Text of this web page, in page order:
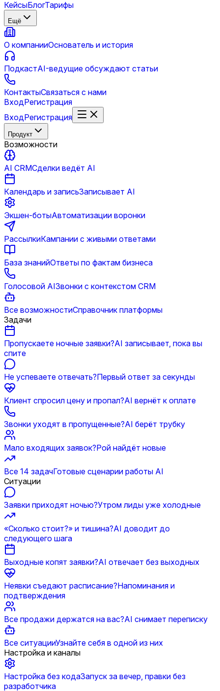
КейсыБлогТарифы
Ещё
О компанииОснователь и история
ПодкастAI-ведущие обсуждают статьи
КонтактыСвязаться с нами
ВходРегистрация
ВходРегистрация
Продукт
Возможности
AI CRMСделки ведёт AI
Календарь и записьЗаписывает AI
Экшен-ботыАвтоматизации воронки
РассылкиКампании с живыми ответами
База знанийОтветы по фактам бизнеса
Голосовой AIЗвонки с контекстом CRM
Все возможностиСправочник платформы
Задачи
Пропускаете ночные заявки?AI записывает, пока вы
спите
Не успеваете отвечать?Первый ответ за секунды
Клиент спросил цену и пропал?AI вернёт к оплате
Звонки уходят в пропущенные?AI берёт трубку
Мало входящих заявок?Рой найдёт новые
Все 14 задачГотовые сценарии работы AI
Ситуации
Заявки приходят ночью?Утром лиды уже холодные
«Сколько стоит?» и тишина?AI доводит до
следующего шага
Выходные копят заявки?AI отвечает без выходных
Неявки съедают расписание?Напоминания и
подтверждения
Все продажи держатся на вас?AI снимает переписку
Все ситуацииУзнайте себя в одной из них
Настройка и каналы
Настройка без кодаЗапуск за вечер, правки без
разработчика